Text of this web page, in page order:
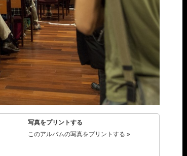
写真をプリントする
このアルバムの写真をプリントする »